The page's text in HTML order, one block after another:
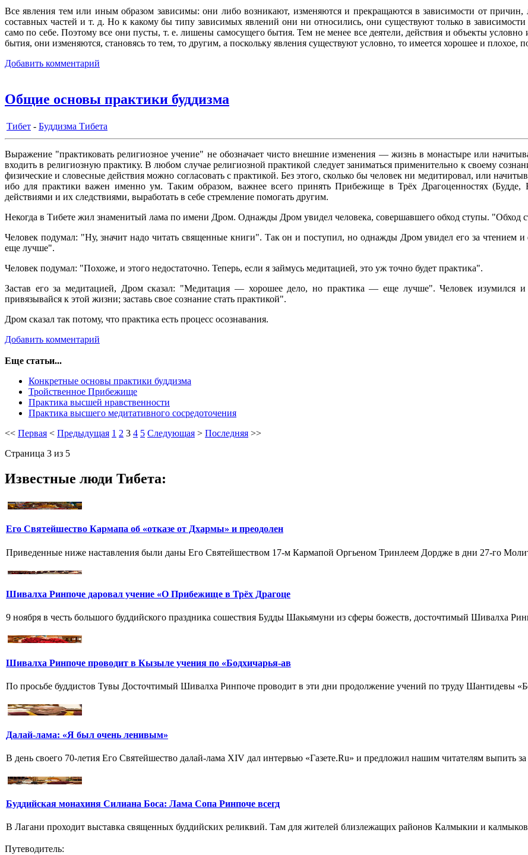
Все явления тем или иным образом зависимы: они либо возникают, изменяются и прекращаются в зависимости от причин,
составных частей и т. д. Но к какому бы типу зависимых явлений они ни относились, они существуют только в
само по себе. Поэтому все они пусты, т. е. лишены самосущего бытия. Тем не менее все деятели, действия и объекты
бытия, они изменяются, становясь то тем, то другим, а поскольку явления существуют условно, то имеется хорошее и плохое,
Добавить комментарий
Общие основы практики буддизма
Тибет - Буддизма Тибета
Выражение "практиковать религиозное учение" не обозначает чисто внешние изменения — жизнь в монастыре или
входить в религиозную практику. В любом случае религиозной практикой следует заниматься применительно к своему
физические и словесные действия можно согласовать с практикой. Без этого, сколько бы человек ни медитировал, или
ибо для практики важен именно ум. Таким образом, важнее всего принять Прибежище в Трёх Драгоценностях
действиями и их следствиями, выработать в себе стремление помогать другим.
Некогда в Тибете жил знаменитый лама по имени Дром. Однажды Дром увидел человека, совершавшего обход ступы.
Человек подумал: "Ну, значит надо читать священные книги". Так он и поступил, но однажды Дром увидел его за чтением
еще лучше".
Человек подумал: "Похоже, и этого недостаточно. Теперь, если я займусь медитацией, это уж точно будет практика".
Застав его за медитацией, Дром сказал: "Медитация — хорошее дело, но практика — еще лучше". Человек изумился
привязывайся к этой жизни; заставь свое сознание стать практикой".
Дром сказал так потому, что практика есть процесс осознавания.
Добавить комментарий
Еще статьи...
Конкретные основы практики буддизма
Тройственное Прибежище
Практика высшей нравственности
Практика высшего медитативного сосредоточения
<< Первая < Предыдущая 1 2 3 4 5 Следующая > Последняя >>
Страница 3 из 5
Известные люди Тибета:
Его Святейшество Кармапа об «отказе от Дхармы» и преодолен
Приведенные ниже наставления были даны Его Святейшеством 17-м Кармапой Оргьеном Тринлеем Дордже в дни 27-го
Шивалха Ринпоче даровал учение «О Прибежище в Трёх Драгоце
9 ноября в честь большого буддийского праздника сошествия Будды Шакьямуни из сферы божеств, досточтимый Шивалха
Шивалха Ринпоче проводит в Кызыле учения по «Бодхичарья-ав
По просьбе буддистов Тувы Досточтимый Шивалха Ринпоче проводит в эти дни продолжение учений по труду Шантидевы
Далай-лама: «Я был очень ленивым»
В день своего 70-летия Его Святейшество далай-лама XIV дал интервью «Газете.Ru» и предложил нашим читателям выпить за
Буддийская монахиня Силиана Боса: Лама Сопа Ринпоче всегд
В Лагани проходит выставка священных буддийских реликвий. Там для жителей близлежащих районов Калмыкии и калмыков
Путеводитель: